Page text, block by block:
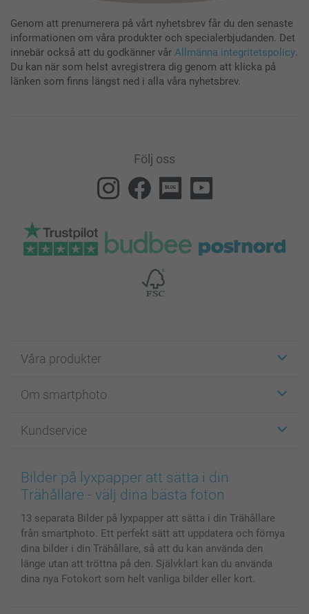
Genom att prenumerera på vårt nyhetsbrev får du den senaste
informationen om våra produkter och specialerbjudanden. Det
innebär också att du godkänner vår Allmänna integritetspolicy.
Du kan när som helst avregistrera dig genom att klicka på
länken som finns längst ned i alla våra nyhetsbrev.
Följ oss
Våra produkter
Fotokort
Fotoböcker
Bilder, Fotoförstoring & Fotohäften
Skal till Mobil & Surfplatta
Fotoalmanackor & Fotoagenda
Fotoramar & Tillbehör
Presentkort
Alla fotoprodukter
Om smartphoto
För affiliates
Cookie Policy
Sitemap
Investor Relations
Kundservice
smartgaranti
smartbonus
Status på beställningar
Bilder på lyxpapper att sätta i din
Trähållare - välj dina bästa foton
13 separata Bilder på lyxpapper att sätta i din Trähållare
från smartphoto. Ett perfekt sätt att uppdatera och förnya
dina bilder i din Trähållare, så att du kan använda den
länge utan att tröttna på den. Självklart kan du använda
dina nya Fotokort som helt vanliga bilder eller kort.